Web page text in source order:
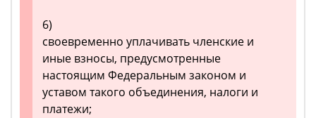
6)
своевременно уплачивать членские и
иные взносы, предусмотренные
настоящим Федеральным законом и
уставом такого объединения, налоги и
платежи;